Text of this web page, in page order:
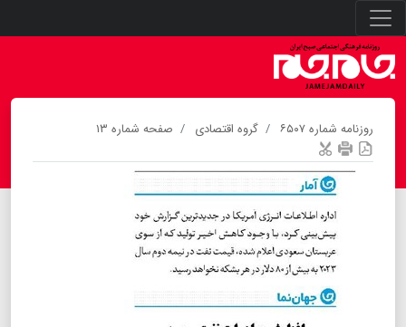
روزنامه شماره ۶۵۰۷ گروه اقتصادی صفحه شماره ۱۳